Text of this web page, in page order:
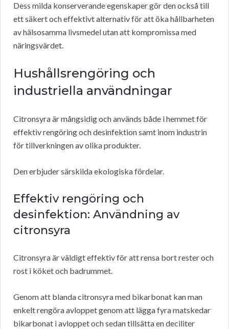
Dess milda konserverande egenskaper gör den också till
ett säkert och effektivt alternativ för att öka hållbarheten
av hälsosamma livsmedel utan att kompromissa med
näringsvärdet.
Hushållsrengöring och
industriella användningar
Citronsyra är mångsidig och används både i hemmet för
effektiv rengöring och desinfektion samt inom industrin
för tillverkningen av olika produkter.
Den erbjuder särskilda ekologiska fördelar.
Effektiv rengöring och
desinfektion: Användning av
citronsyra
Citronsyra är väldigt effektiv för att rensa bort rester och
rost i köket och badrummet.
Genom att blanda citronsyra med bikarbonat kan man
enkelt rengöra avloppet genom att lägga fyra matskedar
bikarbonat i avloppet och sedan tillsätta en deciliter